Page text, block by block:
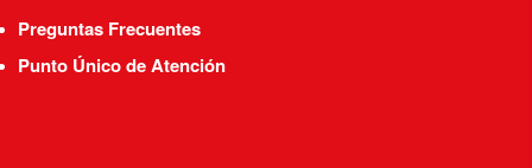
Preguntas Frecuentes
Punto Único de Atención